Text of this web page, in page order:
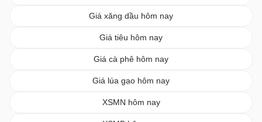
Giá xăng dầu hôm nay
Giá tiêu hôm nay
Giá cà phê hôm nay
Giá lúa gạo hôm nay
XSMN hôm nay